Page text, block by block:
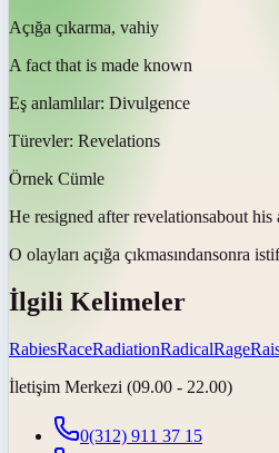
Açığa çıkarma, vahiy
A fact that is made known
Eş anlamlılar: Divulgence
Türevler: Revelations
Örnek Cümle
He resigned after revelationsabout his
O olayları açığa çıkmasındansonra
İlgili Kelimeler
RabiesRaceRadiationRadicalRage
İletişim Merkezi (09.00 - 22.00)
0(312) 911 37 15